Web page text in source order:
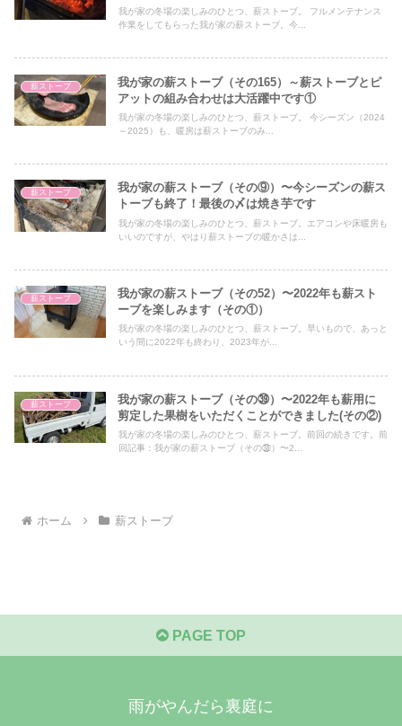
我が家の冬場の楽しみのひとつ、薪ストーブ。 フルメンテナンス
作業をしてもらった我が家の薪ストーブ。今...
薪ストーブ
我が家の薪ストーブ（その165）～薪ストーブとピ
アットの組み合わせは大活躍中です①
我が家の冬場の楽しみのひとつ、薪ストーブ。 今シーズン（2024
～2025）も、暖房は薪ストーブのみ...
薪ストーブ
我が家の薪ストーブ（その⑨）〜今シーズンの薪ス
トーブも終了！最後の〆は焼き芋です
我が家の冬場の楽しみのひとつ、薪ストーブ。エアコンや床暖房も
いいのですが、やはり薪ストーブの暖かさは...
薪ストーブ
我が家の薪ストーブ（その52）〜2022年も薪スト
ーブを楽しみます（その①）
我が家の冬場の楽しみのひとつ、薪ストーブ。早いもので、あっと
いう間に2022年も終わり、2023年が...
薪ストーブ
我が家の薪ストーブ（その㊴）〜2022年も薪用に
剪定した果樹をいただくことができました(その②)
我が家の冬場の楽しみのひとつ、薪ストーブ。前回の続きです。前
回記事：我が家の薪ストーブ（その㊳）〜2...
ホーム 薪ストーブ
PAGE TOP
雨がやんだら裏庭に